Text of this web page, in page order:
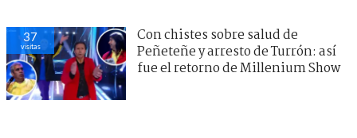
37
visitas
Con chistes sobre salud de
Peñeteñe y arresto de Turrón: así
fue el retorno de Millenium Show